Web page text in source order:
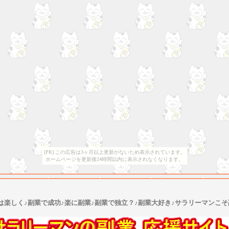
[PR] この広告は3ヶ月以上更新がないため表示されています。
ホームページを更新後24時間以内に表示されなくなります。
楽しく♪副業で成功♪楽に副業♪副業で独立？♪副業大好き♪サラリーマンこそ